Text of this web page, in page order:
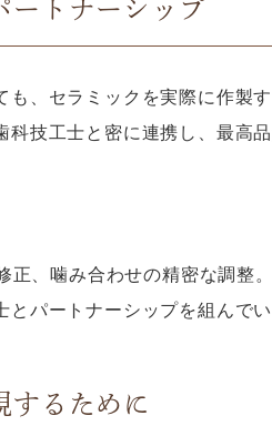
ートナーシップ
、セラミックを実際に作製
技工士と密に連携し、最高
、噛み合わせの精密な調整。
パートナーシップを組んでい
するために